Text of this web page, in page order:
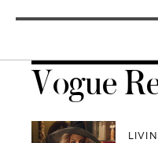
Vogue